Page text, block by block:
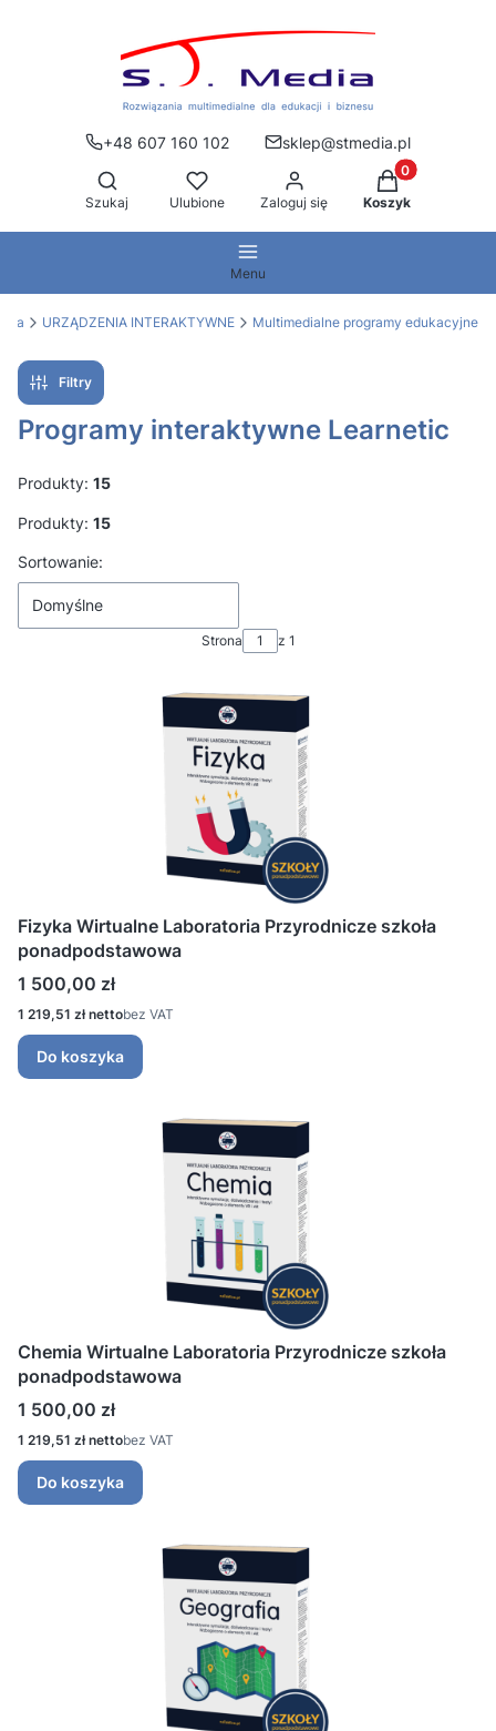
+48 607 160 102
sklep@stmedia.pl
Otwórz wyszukiwarkę
Szukaj Ulubione Zaloguj się
Produkty w
Koszyk
Menu
URZĄDZENIA INTERAKTYWNE Multimedialne programy edukacyjne
Filtry
Programy interaktywne Learnetic
Produkty: 15
Produkty: 15
Lista produktów
Sortowanie:
Domyślne
Strona z 1
Fizyka Wirtualne Laboratoria Przyrodnicze szkoła
ponadpodstawowa
Cena
1 500,00 zł
Cena
1 219,51 zł bez VAT
Do koszyka
Chemia Wirtualne Laboratoria Przyrodnicze szkoła
ponadpodstawowa
Cena
1 500,00 zł
Cena
1 219,51 zł bez VAT
Do koszyka